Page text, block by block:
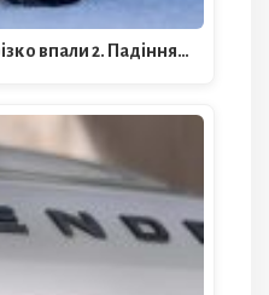
впали 2. Падіння…